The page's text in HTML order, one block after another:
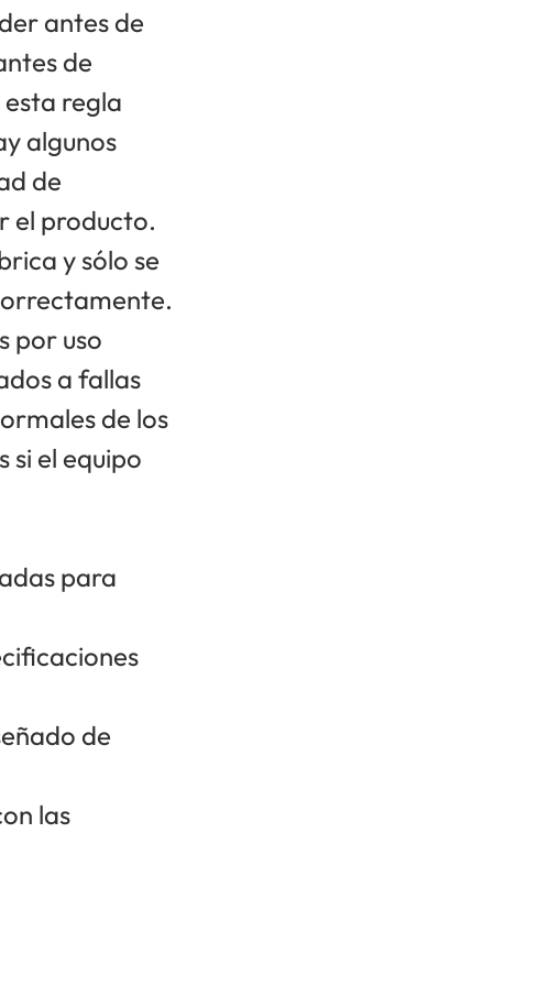
antes de
de
regla
algunos
de
el producto.
y sólo se
por uso
a fallas
de los
si el equipo
para
de
las